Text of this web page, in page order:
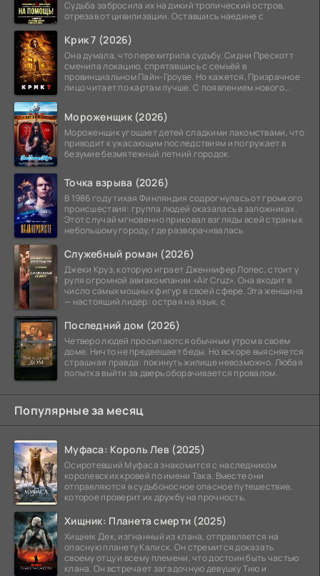
Судьба забросила их на дикий тропический остров,
отрезав от цивилизации. Оставшись наедине с
Крик 7 (2026)
Она думала, что перехитрила судьбу. Сидни Прескотт
сменила локацию, спрятавшись с семьёй в
провинциальном Пайн-Гроуве. Но кажется, Призрачное
лицо читает по картам лучше. С появлением нового
Мороженщик (2026)
Мороженщик угощает детей сладкими лакомствами, что
приводит к ужасающим последствиям и погружает в
безумие безмятежный летний городок.
Точка взрыва (2026)
В 1986 году тихая Финляндия содрогнулась от громкого
происшествия: группа людей оказалась в заложниках.
Этот случай мгновенно приковал взгляды всей страны к
небольшому городу, где разворачивалась
Служебный роман (2026)
Джеки Круз, которую играет Дженнифер Лопес, стоит у
руля огромной авиакомпании «Air Cruz». Она входит в
число самых мощных фигур в своей сфере. Эта женщина
— настоящий лидер: острая на язык, с
Последний дом (2026)
Четверо людей просыпаются обычным утром в своем
доме. Ничто не предвещает беды. Но вскоре выясняется
страшная правда: покинуть жилище невозможно. Любая
попытка выйти за дверь оборачивается провалом.
Популярные за месяц
Муфаса: Король Лев (2025)
Осиротевший Муфаса знакомится с наследником
королевских кровей по имени Така. Вместе они
отправляются в судьбоносное опасное путешествие,
которое проверит их дружбу на прочность.
Хищник: Планета смерти (2025)
Хищник Дек, изгнанный из клана, отправляется на
опасную планету Калиск. Он стремится доказать
своему отцу и всему племени, что достоин быть частью
клана. Он встречает загадочную девушку Тию и